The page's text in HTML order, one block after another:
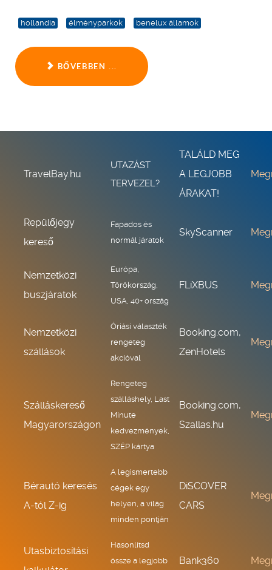
hollandia élményparkok benelux államok
BŐVEBBEN ...
TravelBay.hu
UTAZÁST
TERVEZEL?
TALÁLD MEG
A LEGJOBB
ÁRAKAT!
Repülőjegy
kereső
Fapados és
normál járatok
SkyScanner
Nemzetközi
buszjáratok
Európa,
Törökország,
USA, 40+ ország
FLiXBUS
Nemzetközi
szállások
Óriási választék
rengeteg
akcióval
Booking.com,
ZenHotels
Szálláskereső
Magyarországon
Rengeteg
szálláshely, Last
Minute
kedvezmények,
SZÉP kártya
Booking.com,
Szallas.hu
Bérautó keresés
A-tól Z-ig
A legismertebb
cégek egy
helyen, a világ
minden pontján
DiSCOVER
CARS
Utasbiztosítási
Hasonlítsd
össze a legjobb
Bank360